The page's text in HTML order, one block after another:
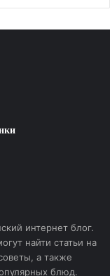
интернет блог.
найти статьи на
а также
блюд.